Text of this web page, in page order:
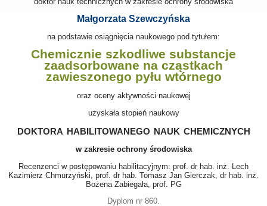
Małgorzata Szewczyńska
na podstawie osiągnięcia naukowego pod tytułem:
Chemicznie szkodliwe substancje
zaadsorbowane na cząstkach
zawieszonego pyłu wtórnego
oraz oceny aktywności naukowej
uzyskała stopień naukowy
doktora habilitowanego nauk chemicznych
w zakresie ochrony środowiska
Recenzenci w postępowaniu habilitacyjnym: prof. dr hab. inż. Lech
Kazimierz Chmurzyński, prof. dr hab. Tomasz Jan Gierczak, dr hab. inż.
Bożena Zabiegała, prof. PG
Dyplom nr 860.